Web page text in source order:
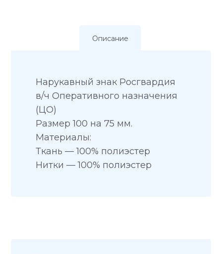
Описание
Нарукавный знак Росгвардия
в/ч Оперативного назначения
(ЦО)
Размер 100 на 75 мм.
Материалы:
Ткань — 100% полиэстер
Нитки — 100% полиэстер